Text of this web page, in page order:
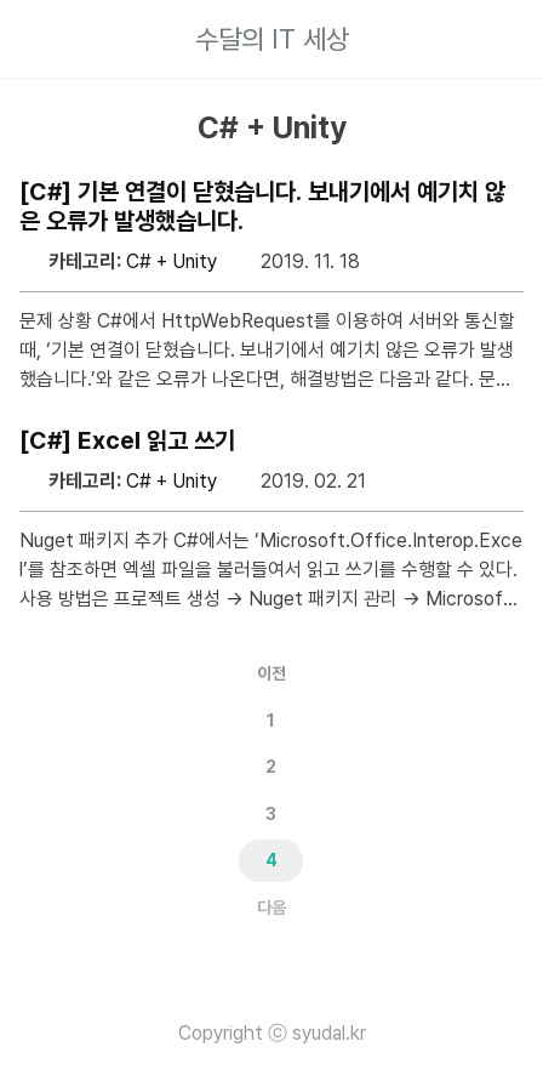
수달의 IT 세상
C# + Unity
[C#] 기본 연결이 닫혔습니다. 보내기에서 예기치 않
은 오류가 발생했습니다.
카테고리: C# + Unity 2019. 11. 18
문제 상황 C#에서 HttpWebRequest를 이용하여 서버와 통신할
때, ‘기본 연결이 닫혔습니다. 보내기에서 예기치 않은 오류가 발생
했습니다.’와 같은 오류가 나온다면, 해결방법은 다음과 같다. 문제
아래 코드를 적용한다. ServicePointManager.SecurityProtoco
l |= SecurityProtocolType.Ssl3; ServicePointManager.Sec
urityProtocol |= SecurityProtocolType.Tls; ServicePointM
ervicePointManager.Secu
[C#] Excel 읽고 쓰기
카테고리: C# + Unity 2019. 02. 21
Nuget 패키지 추가 C#에서는 ‘Microsoft.Office.Interop.Exce
l’를 참조하면 엑셀 파일을 불러들여서 읽고 쓰기를 수행할 수 있다.
사용 방법은 프로젝트 생성 → Nuget 패키지 관리 → Microsoft.
terop.Excel; namespace CsharpUseExcel { public partial cl
이전
1
2
3
4
다음
Copyright ⓒ syudal.kr